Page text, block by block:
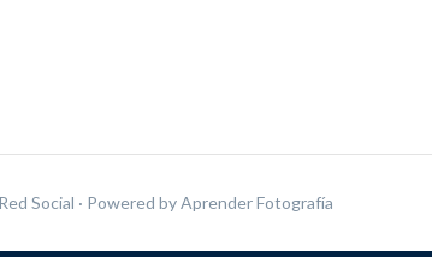
Social · Powered byAprender Fotografía